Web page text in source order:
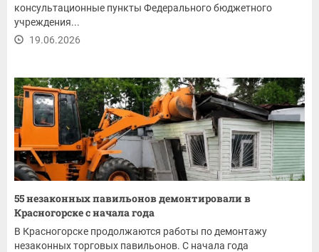
консультационные пункты Федерального бюджетного
учреждения...
19.06.2026
55 незаконных павильонов демонтировали в
Красногорске с начала года
В Красногорске продолжаются работы по демонтажу
незаконных торговых павильонов. С начала года